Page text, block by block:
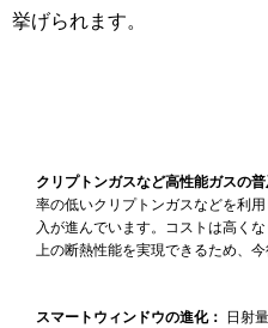
挙げられます。
クリプトンガスなど高性能ガスの普
率の低いクリプトンガスなどを利
入が進んでいます。コストは高く
上の断熱性能を実現できるため、
スマートウィンドウの進化： 日射